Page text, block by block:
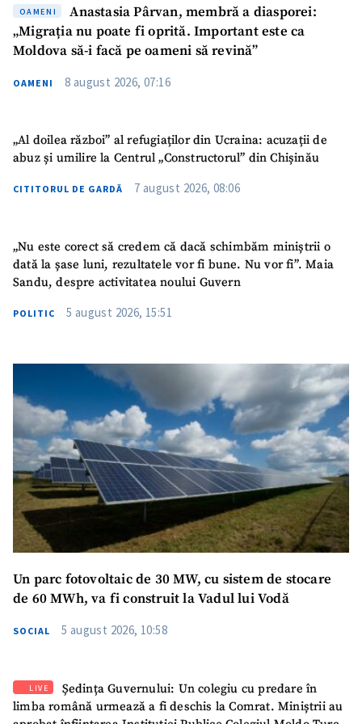
SUSȚINE
OAMENI
Anastasia Pârvan, membră a diasporei:
„Migrația nu poate fi oprită. Important este ca
Moldova să-i facă pe oameni să revină”
OAMENI 8 august 2026, 07:16
„Al doilea război” al refugiaților din Ucraina: acuzații de
abuz și umilire la Centrul „Constructorul” din Chișinău
CITITORUL DE GARDĂ 7 august 2026, 08:06
„Nu este corect să credem că dacă schimbăm miniștrii o
dată la șase luni, rezultatele vor fi bune. Nu vor fi”. Maia
Sandu, despre activitatea noului Guvern
POLITIC 5 august 2026, 15:51
Un parc fotovoltaic de 30 MW, cu sistem de stocare
de 60 MWh, va fi construit la Vadul lui Vodă
SOCIAL 5 august 2026, 10:58
LIVE
Ședința Guvernului: Un colegiu cu predare în
limba română urmează a fi deschis la Comrat. Miniștrii au
acord cu politica de
confidențialitate .
TRIMITE ȘTIREA